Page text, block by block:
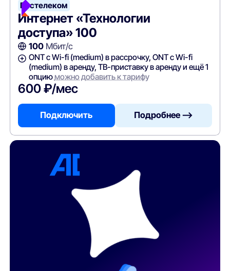
Ростелеком
Интернет «Технологии
доступа» 100
100Мбит/с
ONT c Wi-fi (medium) в рассрочку, ONT c Wi-fi
(medium) в аренду, ТВ-приставку в аренду и ещё 1
опциюможно добавить к тарифу
600 ₽/мес
Подключить Подробнее —>